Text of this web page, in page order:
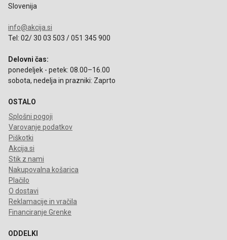
Slovenija
info@akcija.si
Tel: 02/ 30 03 503 / 051 345 900
Delovni čas:
ponedeljek - petek: 08.00–16.00
sobota, nedelja in prazniki: Zaprto
OSTALO
Splošni pogoji
Varovanje podatkov
Piškotki
Akcija.si
Stik z nami
Nakupovalna košarica
Plačilo
O dostavi
Reklamacije in vračila
Financiranje Grenke
ODDELKI